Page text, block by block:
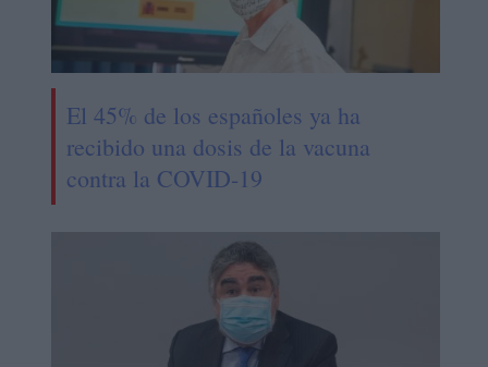
El 45% de los españoles ya ha
recibido una dosis de la vacuna
contra la COVID-19